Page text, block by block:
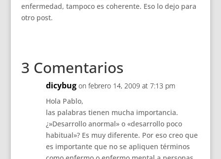
enfermedad, tampoco es coherente. Eso lo dejo para
otro post.
3 Comentarios
dicybug on febrero 14, 2009 at 7:13 pm
Hola Pablo,
las palabras tienen mucha importancia.
¿»Desarrollo anormal» o «desarrollo poco
habitual»? Es muy diferente. Por eso creo que
es importante que no se apliquen términos